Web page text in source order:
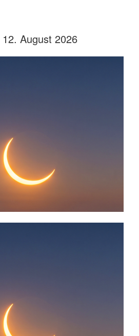
August 2026